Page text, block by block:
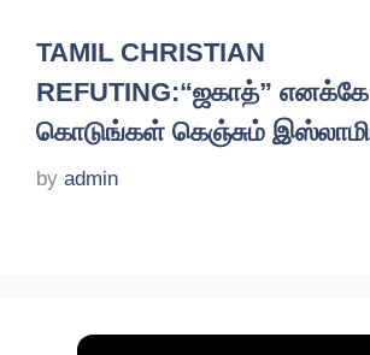
TAMIL CHRISTIAN
REFUTING:“ஜகாத்” எனக்கே
கொடுங்கள் கெஞ்சும்
by admin